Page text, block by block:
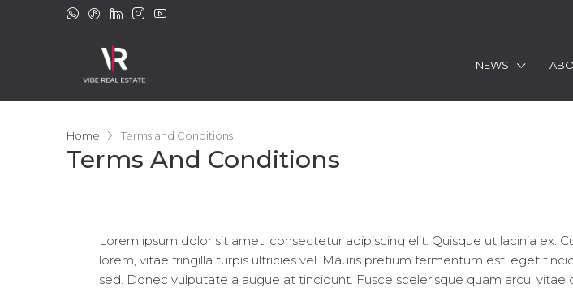
NEWS
Home Terms and Conditions
Terms And Conditions
Lorem ipsum dolor sit amet, consectetur adipiscing elit. Quisque ut lacinia ex.
lorem, vitae fringilla turpis ultricies vel. Mauris pretium fermentum est, eget
sed. Donec vulputate a augue at tincidunt. Fusce scelerisque quam arcu,